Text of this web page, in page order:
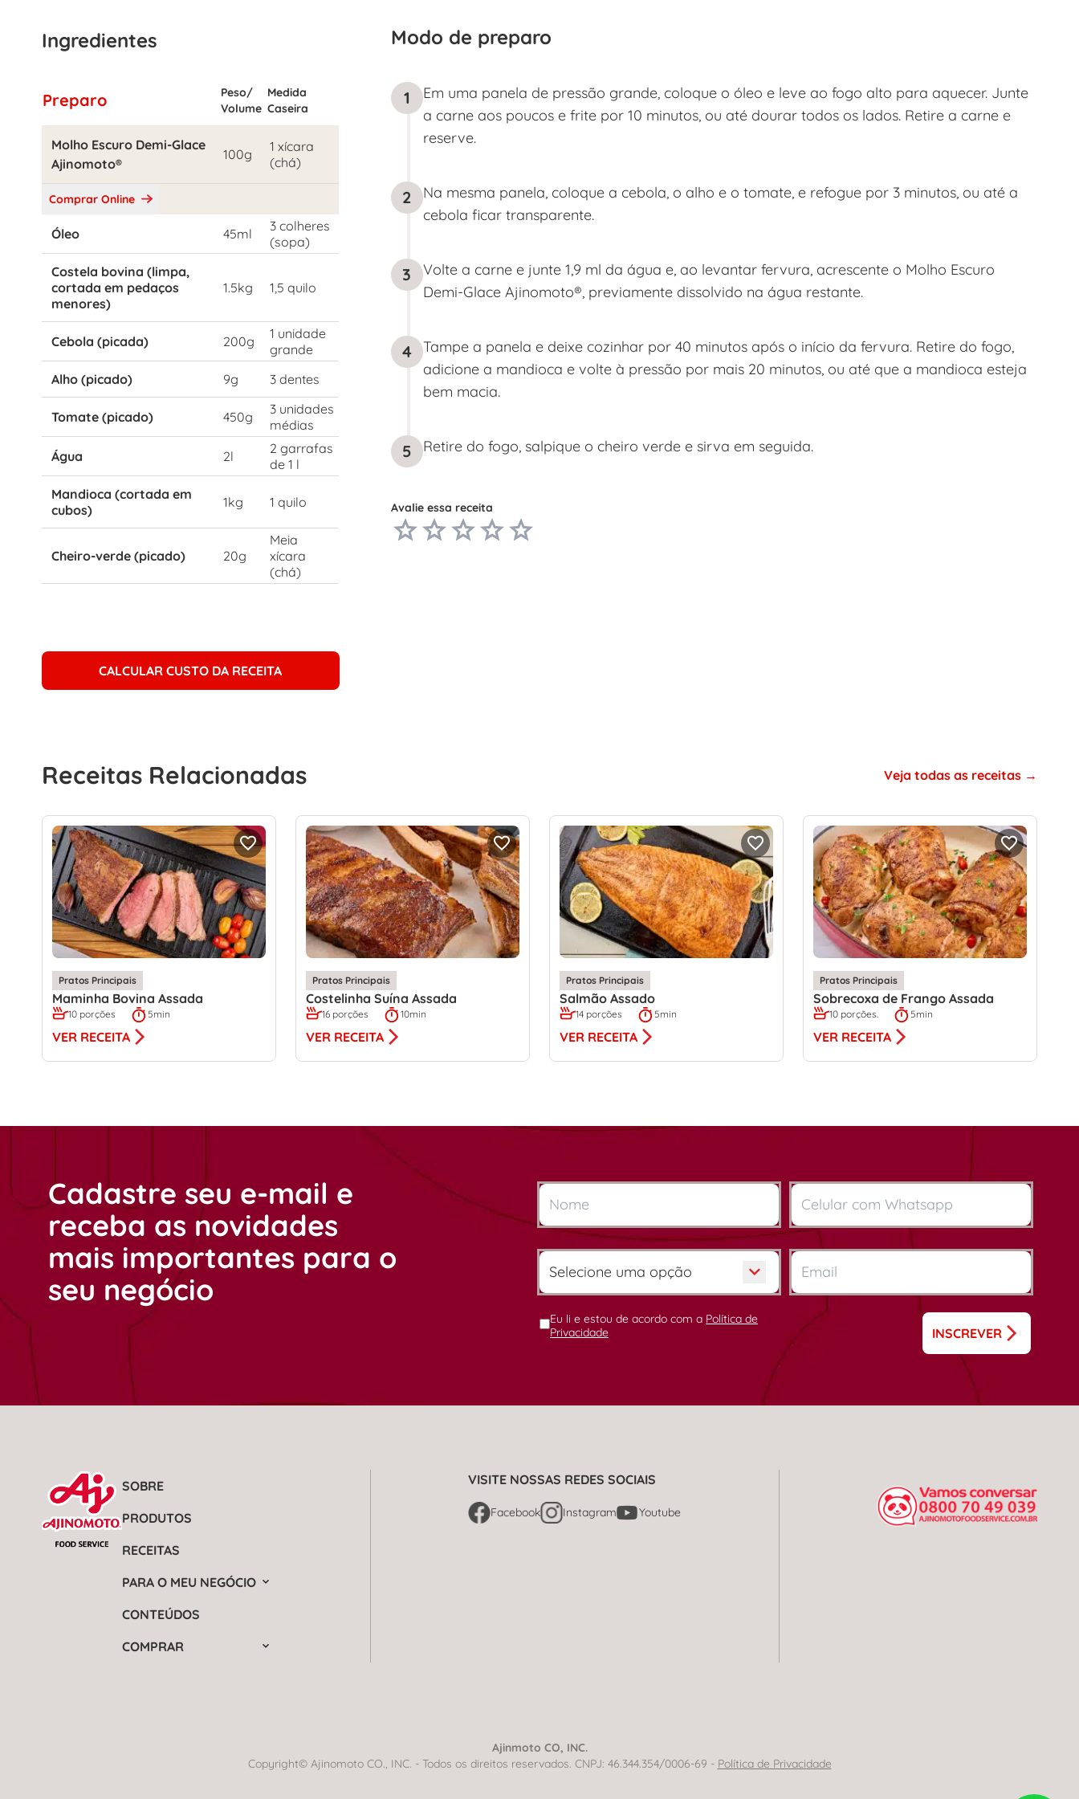
Ingredientes
Preparo
Peso/
Volume
Medida
Caseira
Molho Escuro Demi-Glace
Ajinomoto®
100g
1 xícara
(chá)
Comprar Online
Óleo 45ml
3 colheres
(sopa)
Costela bovina (limpa,
cortada em pedaços
menores)
1.5kg 1,5 quilo
Cebola (picada) 200g
1 unidade
grande
Alho (picado)
9g 3 dentes
Tomate (picado) 450g
3 unidades
médias
Água
2l
2 garrafas
de 1 l
Mandioca (cortada em
cubos)
1kg 1 quilo
Cheiro-verde (picado) 20g
Meia
xícara
(chá)
CALCULAR CUSTO DA RECEITA
Modo de preparo
1
Em uma panela de pressão grande, coloque o óleo e leve ao fogo alto para aquecer. Junte
a carne aos poucos e frite por 10 minutos, ou até dourar todos os lados. Retire a carne e
reserve.
2
Na mesma panela, coloque a cebola, o alho e o tomate, e refogue por 3 minutos, ou até a
cebola ficar transparente.
3
Volte a carne e junte 1,9 ml da água e, ao levantar fervura, acrescente o Molho Escuro
Demi-Glace Ajinomoto®, previamente dissolvido na água restante.
4
Tampe a panela e deixe cozinhar por 40 minutos após o início da fervura. Retire do fogo,
adicione a mandioca e volte à pressão por mais 20 minutos, ou até que a mandioca esteja
bem macia.
5 Retire do fogo, salpique o cheiro verde e sirva em seguida.
Avalie essa receita
Receitas Relacionadas Veja todas as receitas
Pratos Principais
Maminha Bovina Assada
10 porções 5min
VER RECEITA
Pratos Principais
Costelinha Suína Assada
16 porções 10min
VER RECEITA
Pratos Principais
Salmão Assado
14 porções 5min
VER RECEITA
Pratos Principais
Sobrecoxa de Frango Assada
10 porções. 5min
VER RECEITA
Cadastre seu e-mail e
receba as novidades
mais importantes para o
seu negócio
Eu li e estou de acordo com a Política de
Privacidade
INSCREVER
SOBRE
PRODUTOS
RECEITAS
PARA O MEU NEGÓCIO
CONTEÚDOS
COMPRAR
VISITE NOSSAS REDES SOCIAIS
Facebook Instagram Youtube
Ajinmoto CO, INC.
Copyright© Ajinomoto CO., INC. - Todos os direitos reservados. CNPJ: 46.344.354/0006-69 - Política de Privacidade